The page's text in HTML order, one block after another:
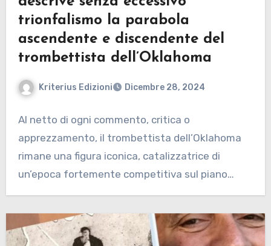
trionfalismo la parabola
ascendente e discendente del
trombettista dell’Oklahoma
Kriterius Edizioni Dicembre 28, 2024
Al netto di ogni commento, critica o
apprezzamento, il trombettista dell’Oklahoma
rimane una figura iconica, catalizzatrice di
un’epoca fortemente competitiva sul piano…